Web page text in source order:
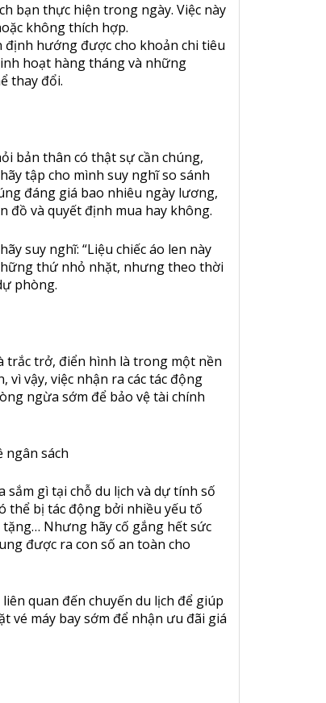
bạn thực hiện trong ngày. Việc này
không thích hợp.
hướng được cho khoản chi tiêu
hoạt hàng tháng và những
thay đổi.
bản thân có thật sự cần chúng,
tập cho mình suy nghĩ so sánh
đáng giá bao nhiêu ngày lương,
đồ và quyết định mua hay không.
suy nghĩ: “Liệu chiếc áo len này
thứ nhỏ nhặt, nhưng theo thời
phòng.
trắc trở, điển hình là trong một nền
vậy, việc nhận ra các tác động
ngừa sớm để bảo vệ tài chính
ngân sách
sắm gì tại chỗ du lịch và dự tính số
thể bị tác động bởi nhiều yếu tố
Nhưng hãy cố gắng hết sức
được ra con số an toàn cho
quan đến chuyến du lịch để giúp
vé máy bay sớm để nhận ưu đãi giá